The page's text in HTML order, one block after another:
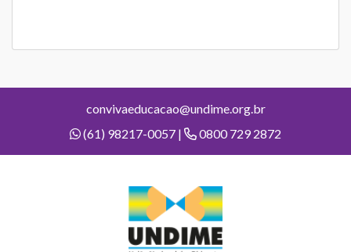
convivaeducacao@undime.org.br
(61) 98217-0057 |
0800 729 2872